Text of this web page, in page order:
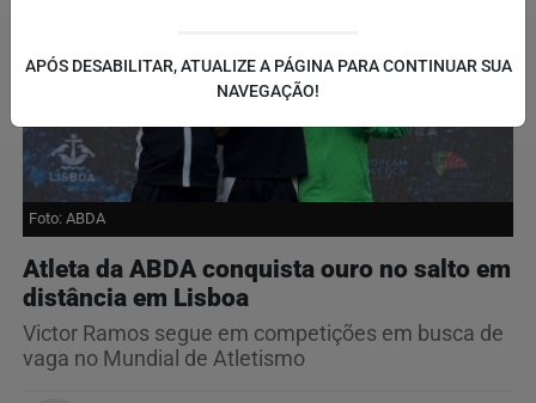
Foto: ABDA
Atleta da ABDA conquista ouro no salto em
distância em Lisboa
Victor Ramos segue em competições em busca de
vaga no Mundial de Atletismo
APÓS DESABILITAR, ATUALIZE A PÁGINA PARA CONTINUAR SUA
NAVEGAÇÃO!